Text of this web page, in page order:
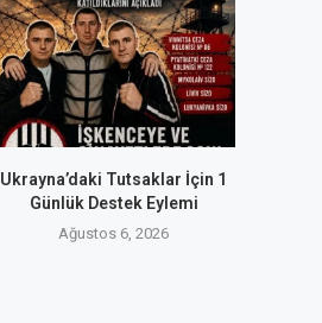
Ukrayna’daki Tutsaklar İçin 1
Günlük Destek Eylemi
Ağustos 6, 2026